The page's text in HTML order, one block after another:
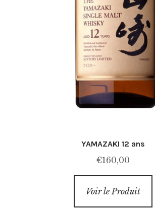
YAMAZAKI 12 ans
€160,00
Voir le Produit